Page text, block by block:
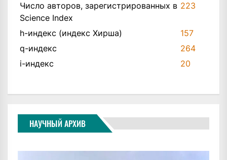
Число авторов, зарегистрированных в
Science Index
223
h-индекс (индекс Хирша)
157
q-индекс
264
i-индекс
20
НАУЧНЫЙ АРХИВ